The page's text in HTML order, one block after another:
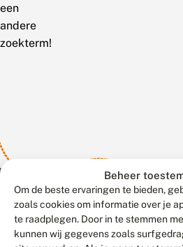
Beheer
Om de beste ervaringen te bieden,
zoals cookies om informatie over je
te raadplegen. Door in te stemmen
kunnen wij gegevens zoals
een
andere
zoekterm!
Meld waarnemingen
© 2026
Duurzaam ontwikkeld door